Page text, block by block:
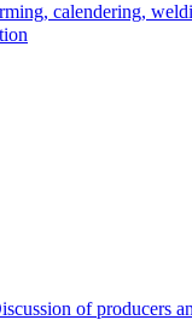
calendering,
of producers